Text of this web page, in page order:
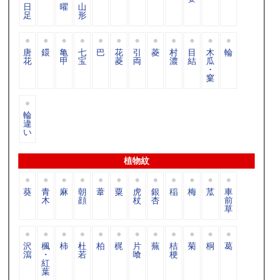
日
足
曜 山
形
唐
花
鐶 亀
甲
七
宝
巴 花
菱
引
両
菱 村
濃
目
結
木
瓜
・
窠
輪
輪
違
い
植物紋
葵 青
木
麻 朝
顔
葦 粟 虎
杖
銀
杏
稲 梅 苽 車
前
草
沢
瀉
楓
・
紅
葉
柿 杜
若
柏 梶 片
喰
蕪 桔
梗
菊 桐 葛